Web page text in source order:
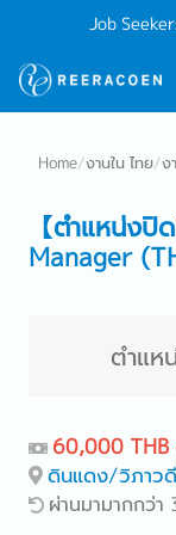
Job
Home/งานใน ไทย/ง
【ตำแหน่ง
Manager
ตำแห
60,000
ดินแดง/วิภาว
ผ่านมามากกว่า